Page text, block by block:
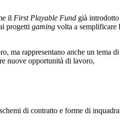
il First Playable Fund già
progetti gaming volta a semplificare
ma rappresentano anche un tema
nuove opportunità di lavoro,
di contratto e forme di